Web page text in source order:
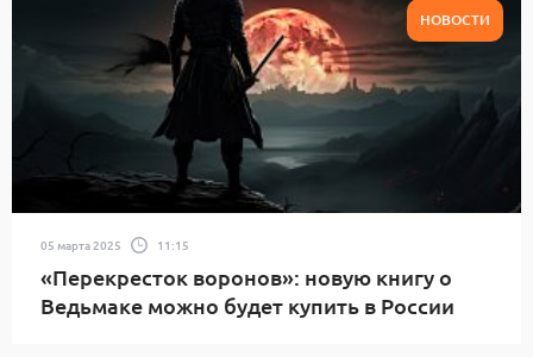
НОВОСТИ
05 марта 2025 11:15
«Перекресток воронов»: новую книгу о
Ведьмаке можно будет купить в России